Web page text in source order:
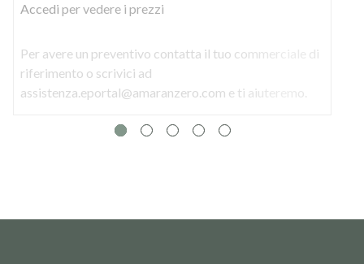
Accedi per vedere i prezzi
Per avere un preventivo contatta il tuo commerciale di
riferimento o scrivici ad
assistenza.eportal@amaranzero.com e ti aiuteremo.